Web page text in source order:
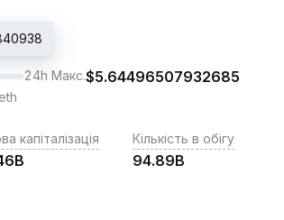
24h Макс.$5.64496507932685
капіталізація Кількість в обігу
94.89B